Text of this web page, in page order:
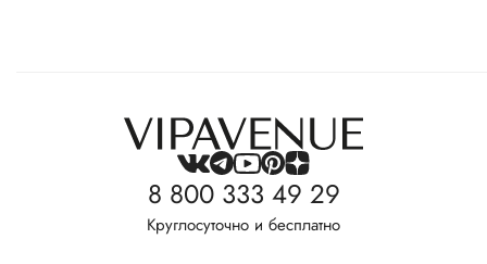
8 800 333 49 29
Круглосуточно и бесплатно